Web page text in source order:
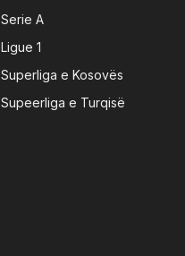
Serie A
Ligue 1
Superliga e Kosovës
Supeerliga e Turqisë